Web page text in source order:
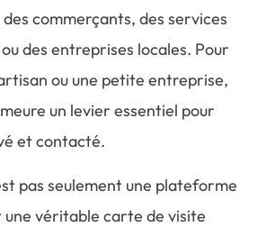
commerçants, des services
des entreprises locales. Pour
ou une petite entreprise,
un levier essentiel pour
et contacté.
pas seulement une plateforme
une véritable carte de visite